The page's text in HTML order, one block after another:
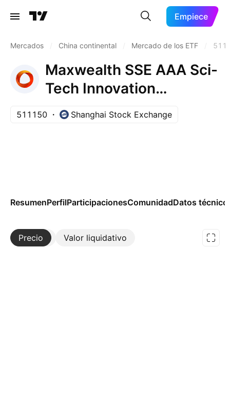
Empiece
Mercados China continental Mercado de los ETF
Maxwealth SSE AAA Sci-
Tech Innovation
Corporate Bond Index
ETF Units
511150 Shanghai Stock Exchange
ResumenPerfilParticipacionesComunidadDatos
Precio Valor liquidativo
Más